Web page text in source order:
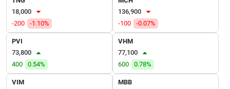
18,000
-200
-1.10%
136,900
-100
-0.07%
PVI
73,800
400
0.54%
VHM
77,100
600
0.78%
VIM
MBB
VỤ
TRUYỀN
THÔNG
TIỆN